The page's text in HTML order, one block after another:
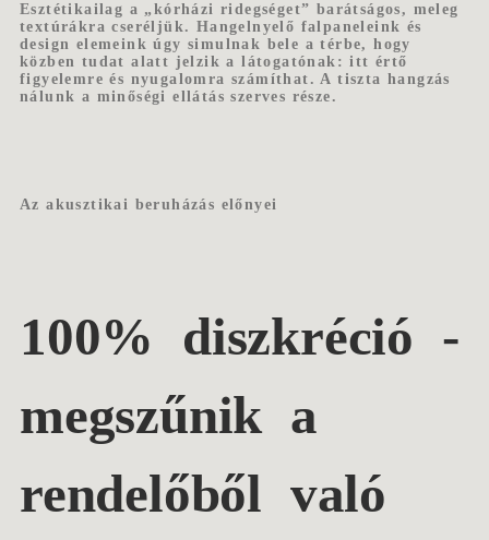
Esztétikailag a „kórházi ridegséget” barátságos, meleg
textúrákra cseréljük. Hangelnyelő falpaneleink és
design elemeink úgy simulnak bele a térbe, hogy
közben tudat alatt jelzik a látogatónak: itt értő
figyelemre és nyugalomra számíthat. A tiszta hangzás
nálunk a minőségi ellátás szerves része.
Az akusztikai beruházás előnyei
100% diszkréció -
megszűnik a
rendelőből való